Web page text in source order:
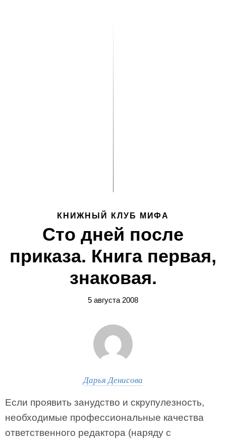
КНИЖНЫЙ КЛУБ МИФА
Сто дней после
приказа. Книга первая,
знаковая.
5 августа 2008
Дарья Денисова
Если проявить занудство и скрупулезность,
необходимые профессиональные качества
ответственного редактора (наряду с